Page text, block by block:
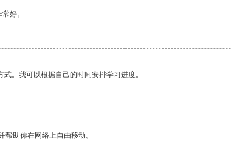
好。
。我可以根据自己的时间安排学习进度。
助你在网络上自由移动。